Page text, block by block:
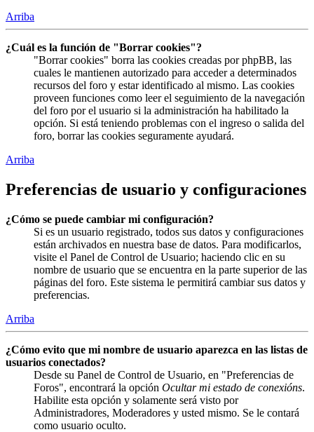
Arriba
¿Cuál es la función de "Borrar cookies"?
"Borrar cookies" borra las cookies creadas por phpBB, las
cuales le mantienen autorizado para acceder a determinados
recursos del foro y estar identificado al mismo. Las cookies
proveen funciones como leer el seguimiento de la navegación
del foro por el usuario si la administración ha habilitado la
opción. Si está teniendo problemas con el ingreso o salida del
foro, borrar las cookies seguramente ayudará.
Arriba
Preferencias de usuario y configuraciones
¿Cómo se puede cambiar mi configuración?
Si es un usuario registrado, todos sus datos y configuraciones
están archivados en nuestra base de datos. Para modificarlos,
visite el Panel de Control de Usuario; haciendo clic en su
nombre de usuario que se encuentra en la parte superior de las
páginas del foro. Este sistema le permitirá cambiar sus datos y
preferencias.
Arriba
¿Cómo evito que mi nombre de usuario aparezca en las listas de
usuarios conectados?
Desde su Panel de Control de Usuario, en "Preferencias de
Foros", encontrará la opción Ocultar mi estado de conexións.
Habilite esta opción y solamente será visto por
Administradores, Moderadores y usted mismo. Se le contará
como usuario oculto.